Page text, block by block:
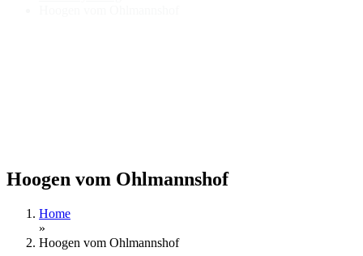
Hoogen vom Ohlmannshof
Home
»
Hoogen vom Ohlmannshof